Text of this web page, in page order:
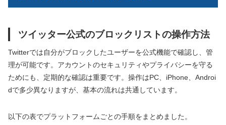
ツイッター公式のブロックリストの操作方法
Twitterでは自分がブロックしたユーザーを公式機能で確認し、管
理が可能です。アカウントのセキュリティやプライバシーを守る
ためにも、定期的な確認は重要です。操作はPC、iPhone、Androi
dで多少異なりますが、基本の流れは共通しています。
以下の表でプラットフォームごとの手順をまとめました。